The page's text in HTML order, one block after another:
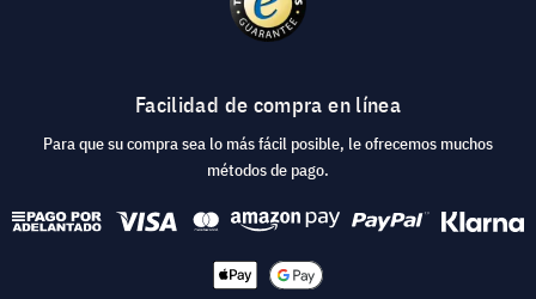
Facilidad de compra en línea
Para que su compra sea lo más fácil posible, le ofrecemos muchos
métodos de pago.